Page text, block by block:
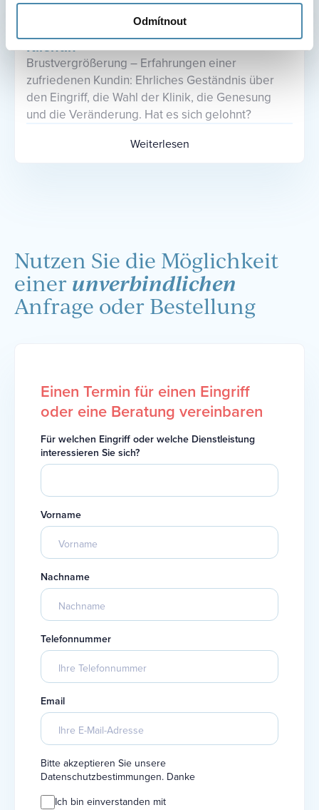
Odmítnout
Brustvergrößerung – Erfahrungen einer
Klientin
Brustvergrößerung – Erfahrungen einer
zufriedenen Kundin: Ehrliches Geständnis über
den Eingriff, die Wahl der Klinik, die Genesung
und die Veränderung. Hat es sich gelohnt?
Weiterlesen
Nutzen Sie die Möglichkeit
einer unverbindlichen
Anfrage oder Bestellung
Einen Termin für einen Eingriff
oder eine Beratung vereinbaren
Für welchen Eingriff oder welche Dienstleistung
interessieren Sie sich?
Vorname
Nachname
Telefonnummer
Email
Bitte akzeptieren Sie unsere
Datenschutzbestimmungen. Danke
Ich bin einverstanden mit